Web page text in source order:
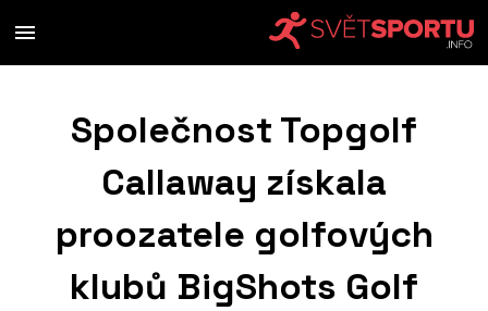
Společnost Topgolf
Callaway získala
proozatele golfových
klubů BigShots Golf